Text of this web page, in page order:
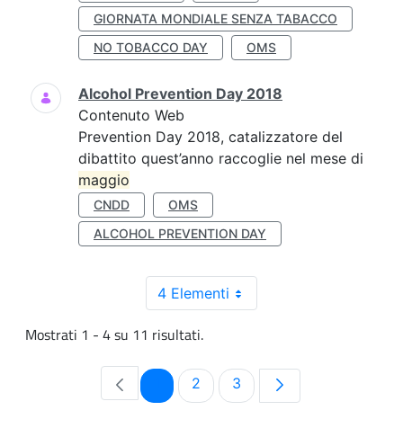
GIORNATA MONDIALE SENZA TABACCO
NO TOBACCO DAY
OMS
Alcohol Prevention Day 2018
Contenuto Web
Prevention Day 2018, catalizzatore del
dibattito quest’anno raccoglie nel mese di
maggio
CNDD
OMS
ALCOHOL PREVENTION DAY
4 Elementi
Mostrati 1 - 4 su 11 risultati.
PaginaPagina
2 Pagina
3